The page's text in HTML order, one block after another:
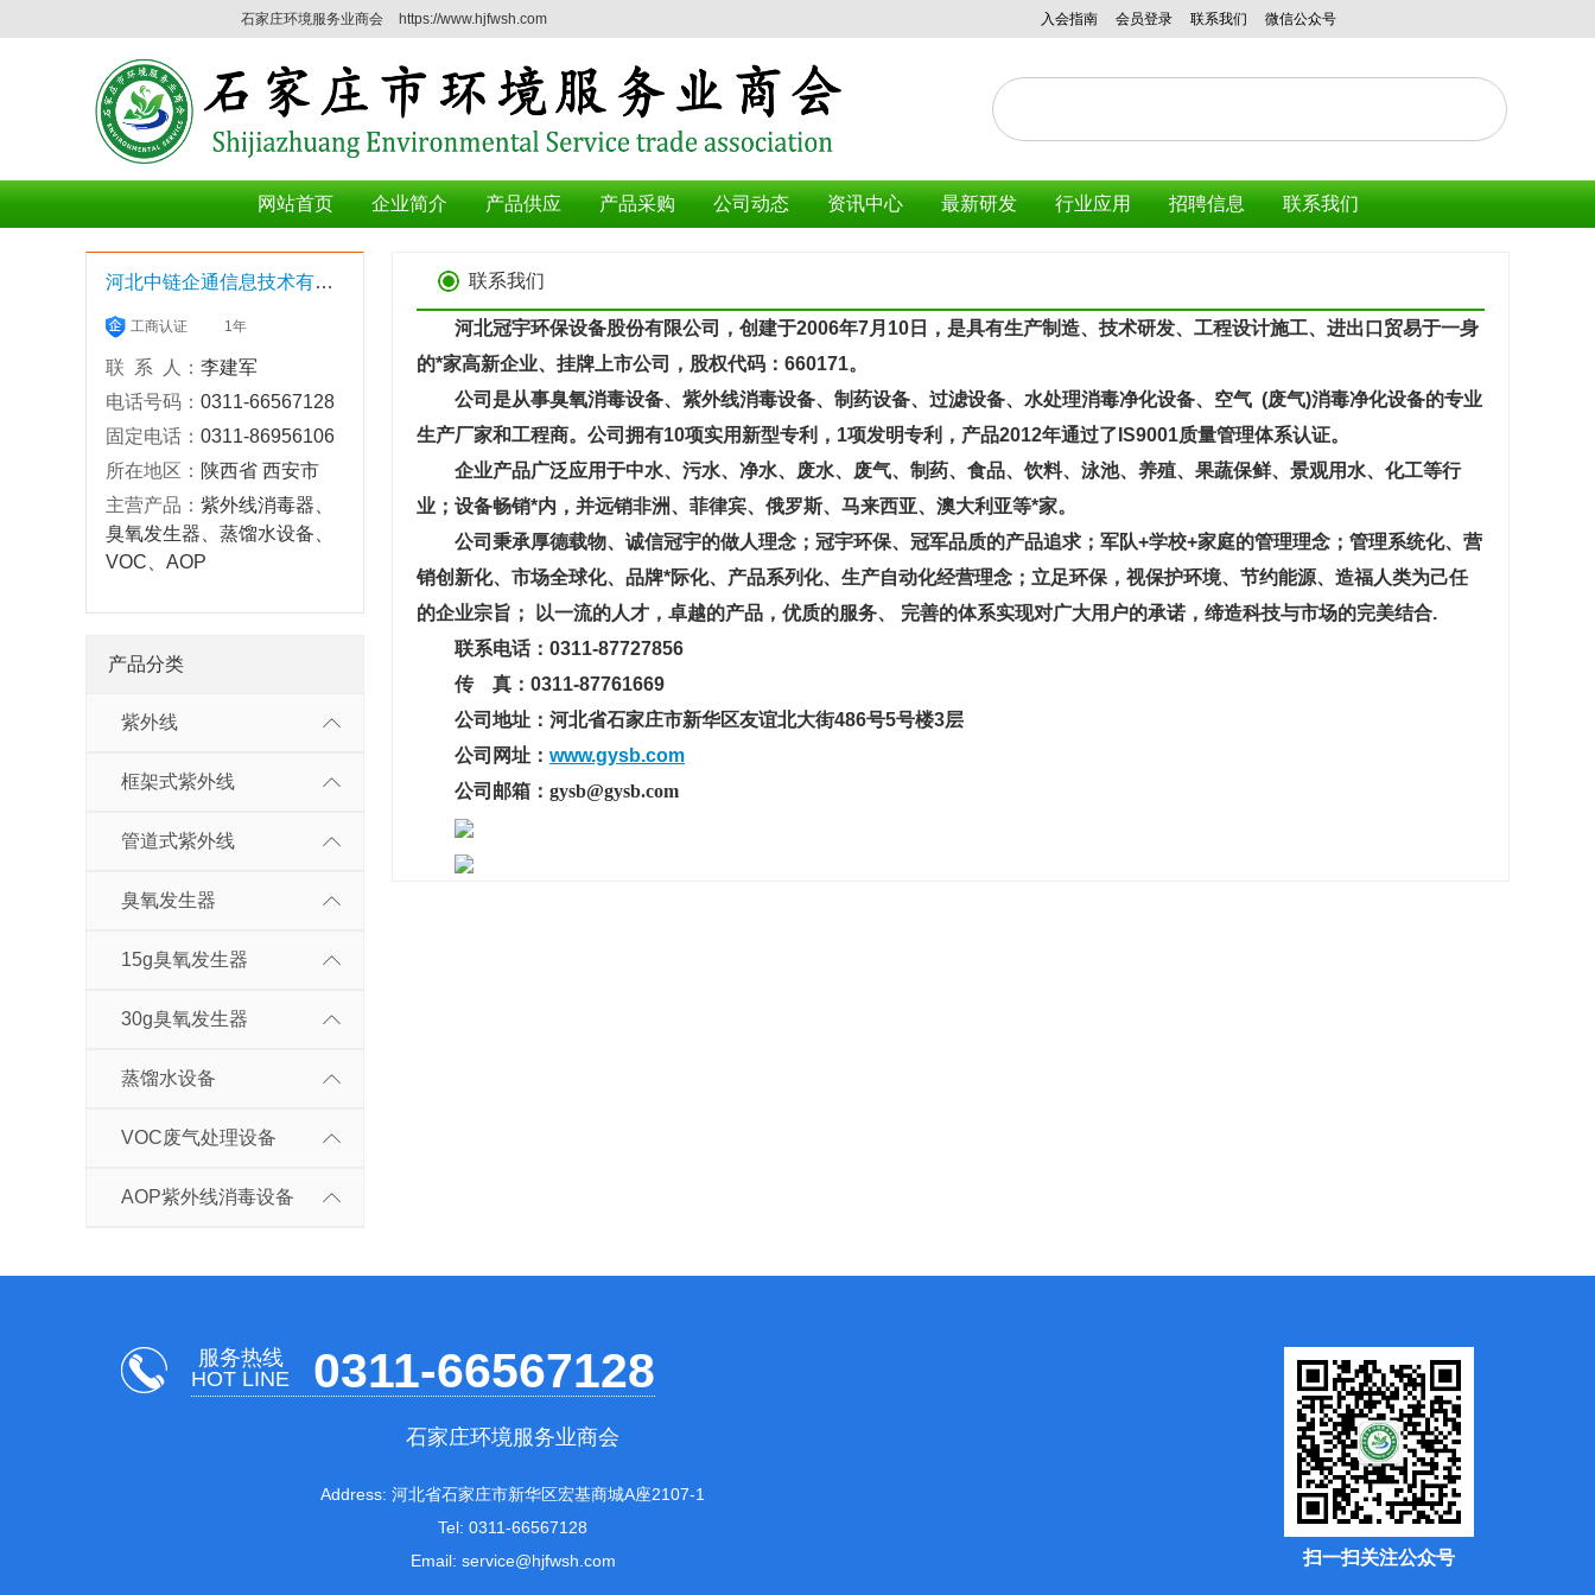
石家庄环境服务业商会 https://www.hjfwsh.com 入会指南 会员登录 联系我们 微信公众号
网站首页 企业简介 产品供应 产品采购 公司动态 资讯中心 最新研发 行业应用 招聘信息 联系我们
河北中链企通信息技术有限公司
工商认证 1年
联 系 人： 李建军
电话号码： 0311-66567128
固定电话： 0311-86956106
所在地区： 陕西省 西安市
主营产品： 紫外线消毒器、
臭氧发生器、蒸馏水设备、
VOC、AOP
产品分类
紫外线
框架式紫外线
管道式紫外线
臭氧发生器
15g臭氧发生器
30g臭氧发生器
蒸馏水设备
VOC废气处理设备
AOP紫外线消毒设备
联系我们
河北冠宇环保设备股份有限公司，创建于2006年7月10日，是具有生产制造、技术研发、工程设计施工、进出口贸易于一身
的*家高新企业、挂牌上市公司，股权代码：660171。
公司是从事臭氧消毒设备、紫外线消毒设备、制药设备、过滤设备、水处理消毒净化设备、空气 (废气)消毒净化设备的专业
生产厂家和工程商。公司拥有10项实用新型专利，1项发明专利，产品2012年通过了IS9001质量管理体系认证。
企业产品广泛应用于中水、污水、净水、废水、废气、制药、食品、饮料、泳池、养殖、果蔬保鲜、景观用水、化工等行
业；设备畅销*内，并远销非洲、菲律宾、俄罗斯、马来西亚、澳大利亚等*家。
公司秉承厚德载物、诚信冠宇的做人理念；冠宇环保、冠军品质的产品追求；军队+学校+家庭的管理理念；管理系统化、营
销创新化、市场全球化、品牌*际化、产品系列化、生产自动化经营理念；立足环保，视保护环境、节约能源、造福人类为己任
的企业宗旨； 以一流的人才，卓越的产品，优质的服务、 完善的体系实现对广大用户的承诺，缔造科技与市场的完美结合.
联系电话：0311-87727856
传 真：0311-87761669
公司地址：河北省石家庄市新华区友谊北大街486号5号楼3层
公司网址： www.gysb.com
公司邮箱：gysb@gysb.com
服务热线
HOT LINE
0311-66567128
石家庄环境服务业商会
Address: 河北省石家庄市新华区宏基商城A座2107-1
Tel: 0311-66567128
Email: service@hjfwsh.com
扫一扫关注公众号